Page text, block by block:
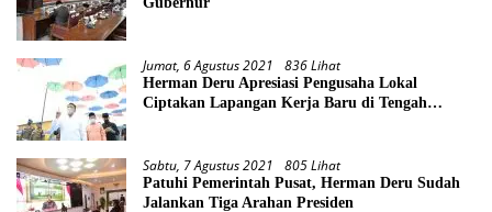
Jumat, 6 Agustus 2021 836 Lihat
Herman Deru Apresiasi Pengusaha Lokal
Ciptakan Lapangan Kerja Baru di Tengah
Sabtu, 7 Agustus 2021 805 Lihat
Patuhi Pemerintah Pusat, Herman Deru Sudah
Jalankan Tiga Arahan Presiden